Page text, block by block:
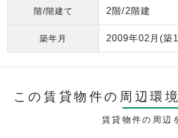
階/階建て 2階/2階建
築年月 2009年02月 (築
この賃貸物件の周辺環境
賃貸物件の周辺